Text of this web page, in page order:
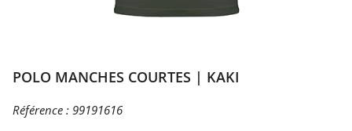
POLO MANCHES COURTES | KAKI
Référence : 99191616